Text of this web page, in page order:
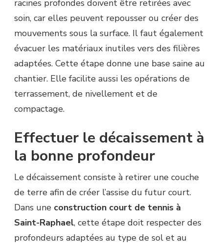
racines profondes doivent être retirées avec
soin, car elles peuvent repousser ou créer des
mouvements sous la surface. Il faut également
évacuer les matériaux inutiles vers des filières
adaptées. Cette étape donne une base saine au
chantier. Elle facilite aussi les opérations de
terrassement, de nivellement et de
compactage.
Effectuer le décaissement à
la bonne profondeur
Le décaissement consiste à retirer une couche
de terre afin de créer l’assise du futur court.
Dans une construction court de tennis à
Saint-Raphael, cette étape doit respecter des
profondeurs adaptées au type de sol et au